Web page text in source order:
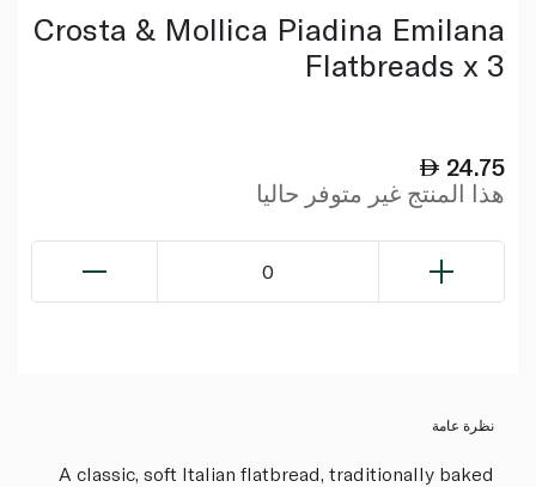
Crosta & Mollica Piadina Emilana
Flatbreads x 3
24.75
هذا المنتج غير متوفر حاليا
0
نظرة عامة
A classic, soft Italian flatbread, traditionally baked